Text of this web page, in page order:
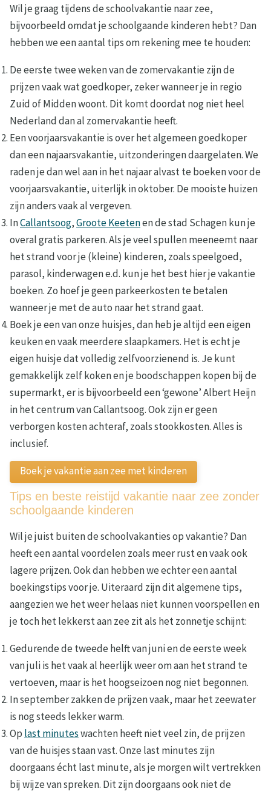
Wil je graag tijdens de schoolvakantie naar zee,
bijvoorbeeld omdat je schoolgaande kinderen hebt? Dan
hebben we een aantal tips om rekening mee te houden:
De eerste twee weken van de zomervakantie zijn de
prijzen vaak wat goedkoper, zeker wanneer je in regio
Zuid of Midden woont. Dit komt doordat nog niet heel
Nederland dan al zomervakantie heeft.
Een voorjaarsvakantie is over het algemeen goedkoper
dan een najaarsvakantie, uitzonderingen daargelaten. We
raden je dan wel aan in het najaar alvast te boeken voor de
voorjaarsvakantie, uiterlijk in oktober. De mooiste huizen
zijn anders vaak al vergeven.
InCallantsoog,Groote Keetenen de stad Schagen kun je
overal gratis parkeren. Als je veel spullen meeneemt naar
het strand voor je (kleine) kinderen, zoals speelgoed,
parasol, kinderwagen e.d. kun je het best hier je vakantie
boeken. Zo hoef je geen parkeerkosten te betalen
wanneer je met de auto naar het strand gaat.
Boek je een van onze huisjes, dan heb je altijd een eigen
keuken en vaak meerdere slaapkamers. Het is echt je
eigen huisje dat volledig zelfvoorzienend is. Je kunt
gemakkelijk zelf koken en je boodschappen kopen bij de
supermarkt, er is bijvoorbeeld een ‘gewone’ Albert Heijn
in het centrum van Callantsoog. Ook zijn er geen
verborgen kosten achteraf, zoals stookkosten. Alles is
inclusief.
Boek je vakantie aan zee met kinderen
Tips en beste reistijd vakantie naar zee zonder
schoolgaande kinderen
Wil je juist buiten de schoolvakanties op vakantie? Dan
heeft een aantal voordelen zoals meer rust en vaak ook
lagere prijzen. Ook dan hebben we echter een aantal
boekingstips voor je. Uiteraard zijn dit algemene tips,
aangezien we het weer helaas niet kunnen voorspellen en
je toch het lekkerst aan zee zit als het zonnetje schijnt:
Gedurende de tweede helft van juni en de eerste week
van juli is het vaak al heerlijk weer om aan het strand te
vertoeven, maar is het hoogseizoen nog niet begonnen.
In september zakken de prijzen vaak, maar het zeewater
is nog steeds lekker warm.
Op last minuteswachten heeft niet veel zin, de prijzen
van de huisjes staan vast. Onze last minutes zijn
doorgaans écht last minute, als je morgen wilt vertrekken
bij wijze van spreken. Dit zijn doorgaans ook niet de